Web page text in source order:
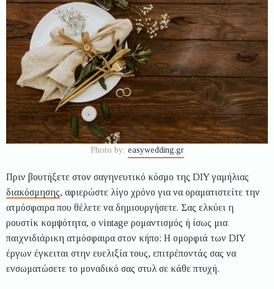
Photo by: easywedding.gr
Πριν βουτήξετε στον σαγηνευτικό κόσμο της DIY γαμήλιας
διακόσμησης, αφιερώστε λίγο χρόνο για να οραματιστείτε την
ατμόσφαιρα που θέλετε να δημιουργήσετε. Σας ελκύει η
ρουστίκ κομψότητα, ο vintage ρομαντισμός ή ίσως μια
παιχνιδιάρικη ατμόσφαιρα στον κήπο; Η ομορφιά των DIY
έργων έγκειται στην ευελιξία τους, επιτρέποντάς σας να
ενσωματώσετε το μοναδικό σας στυλ σε κάθε πτυχή.